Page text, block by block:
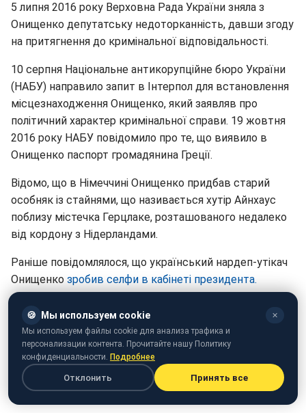
5 липня 2016 року Верховна Рада України зняла з
Онищенко депутатську недоторканність, давши згоду
на притягнення до кримінальної відповідальності.
10 серпня Національне антикорупційне бюро України
(НАБУ) направило запит в Інтерпол для встановлення
місцезнаходження Онищенко, який заявляв про
політичний характер кримінальної справи. 19 жовтня
2016 року НАБУ повідомило про те, що виявило в
Онищенко паспорт громадянина Греції.
Відомо, що в Німеччині Онищенко придбав старий
особняк із стайнями, що називається хутір Айнхаус
поблизу містечка Герцлаке, розташованого недалеко
від кордону з Нідерландами.
Раніше повідомлялося, що український нардеп-утікач
Онищенко зробив селфи в кабінеті президента.
🍪 Мы используем cookie ✕
Мы используем файлы cookie для анализа трафика и
персонализации контента. Прочитайте нашу Политику
конфиденциальности. Подробнее
Отклонить Принять все